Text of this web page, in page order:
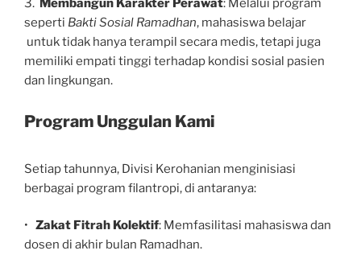
3. Membangun Karakter Perawat: Melalui program
seperti BaktiSosial Ramadhan, mahasiswa belajar
untuk tidak hanya terampil secara medis, tetapi juga
memiliki empati tinggi terhadap kondisi sosial pasien
dan lingkungan.
Program Unggulan Kami
Setiap tahunnya, Divisi Kerohanian menginisiasi
berbagai program filantropi, di antaranya:
• Zakat Fitrah Kolektif: Memfasilitasi mahasiswa dan
dosen di akhir bulan Ramadhan.